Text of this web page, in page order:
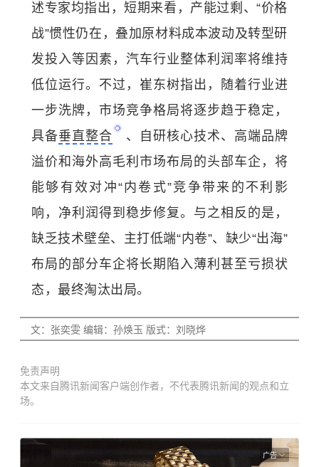
述专家均指出，短期来看，产能过剩、“价格
战”惯性仍在，叠加原材料成本波动及转型研
发投入等因素，汽车行业整体利润率将维持
低位运行。不过，崔东树指出，随着行业进
一步洗牌，市场竞争格局将逐步趋于稳定，
具备垂直整合
、自研核心技术、高端品牌
溢价和海外高毛利市场布局的头部车企，将
能够有效对冲“内卷式”竞争带来的不利影
响，净利润得到稳步修复。与之相反的是，
缺乏技术壁垒、主打低端“内卷”、缺少“出海”
布局的部分车企将长期陷入薄利甚至亏损状
态，最终淘汰出局。
文：张奕雯 编辑：孙焕玉 版式：刘晓烨
免责声明
本文来自腾讯新闻客户端创作者，不代表腾讯新闻的观点和立
场。
广告